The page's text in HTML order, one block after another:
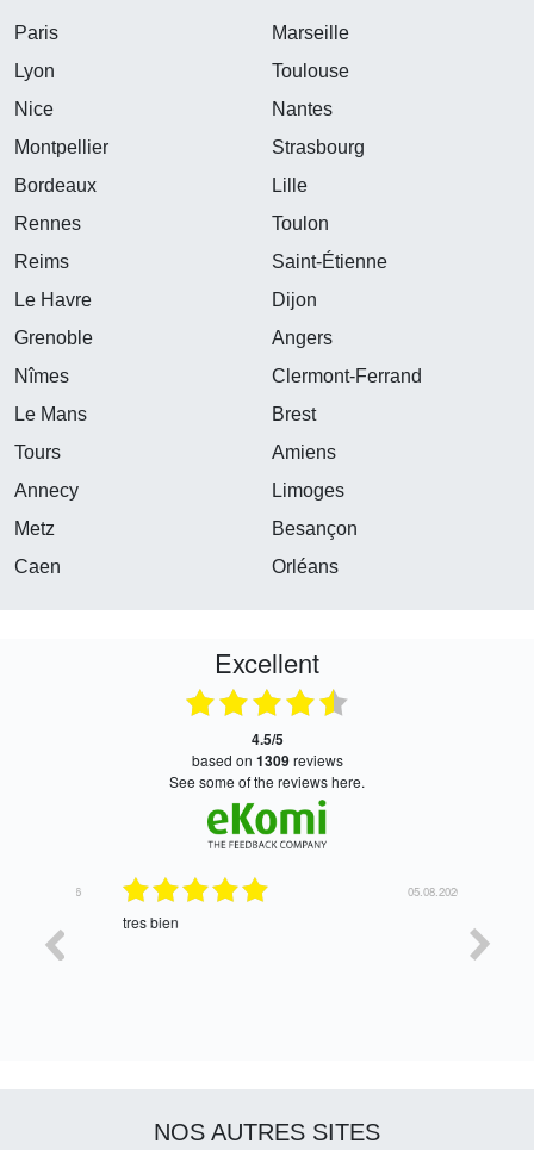
Paris
Marseille
Lyon
Toulouse
Nice
Nantes
Montpellier
Strasbourg
Bordeaux
Lille
Rennes
Toulon
Reims
Saint-Étienne
Le Havre
Dijon
Grenoble
Angers
Nîmes
Clermont-Ferrand
Le Mans
Brest
Tours
Amiens
Annecy
Limoges
Metz
Besançon
Caen
Orléans
Excellent
4.5/5
based on 1309reviews
see some of the reviews here.
05.08.2026
tres bien
NOS AUTRES SITES